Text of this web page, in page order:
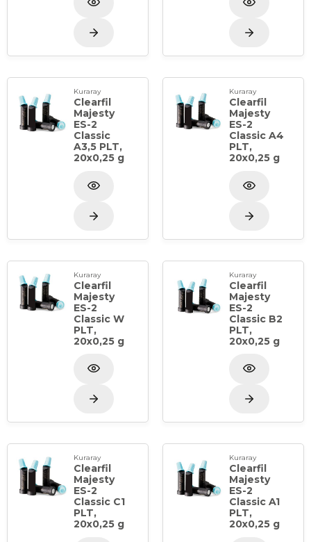
Kuraray
Clearfil
Majesty
ES-2
Classic
A3,5 PLT,
20x0,25 g
Kuraray
Clearfil
Majesty
ES-2
Classic A4
PLT,
20x0,25 g
Kuraray
Clearfil
Majesty
ES-2
Classic W
PLT,
20x0,25 g
Kuraray
Clearfil
Majesty
ES-2
Classic B2
PLT,
20x0,25 g
Kuraray
Clearfil
Majesty
ES-2
Classic C1
PLT,
20x0,25 g
Kuraray
Clearfil
Majesty
ES-2
Classic A1
PLT,
20x0,25 g